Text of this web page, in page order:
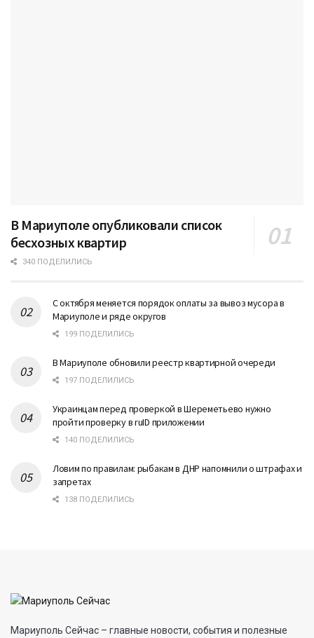
В Мариуполе опубликовали список
бесхозных квартир
340 ПОДЕЛИЛИСЬ
С октября меняется порядок оплаты за вывоз мусора в
Мариуполе и ряде округов
199 ПОДЕЛИЛИСЬ
В Мариуполе обновили реестр квартирной очереди
197 ПОДЕЛИЛИСЬ
Украинцам перед проверкой в Шереметьево нужно
пройти проверку в ruID приложении
140 ПОДЕЛИЛИСЬ
Ловим по правилам: рыбакам в ДНР напомнили о штрафах и
запретах
138 ПОДЕЛИЛИСЬ
Мариуполь Сейчас – главные новости, события и полезные